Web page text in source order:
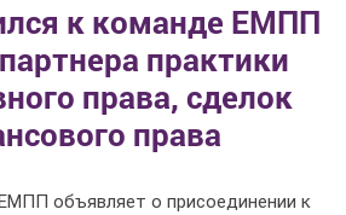
к команде ЕМПП
практики
права, сделок
права
объявляет о присоединении к